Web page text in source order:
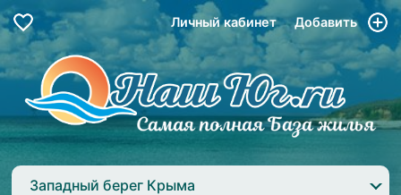
Личный кабинет Добавить
Западный берег Крыма